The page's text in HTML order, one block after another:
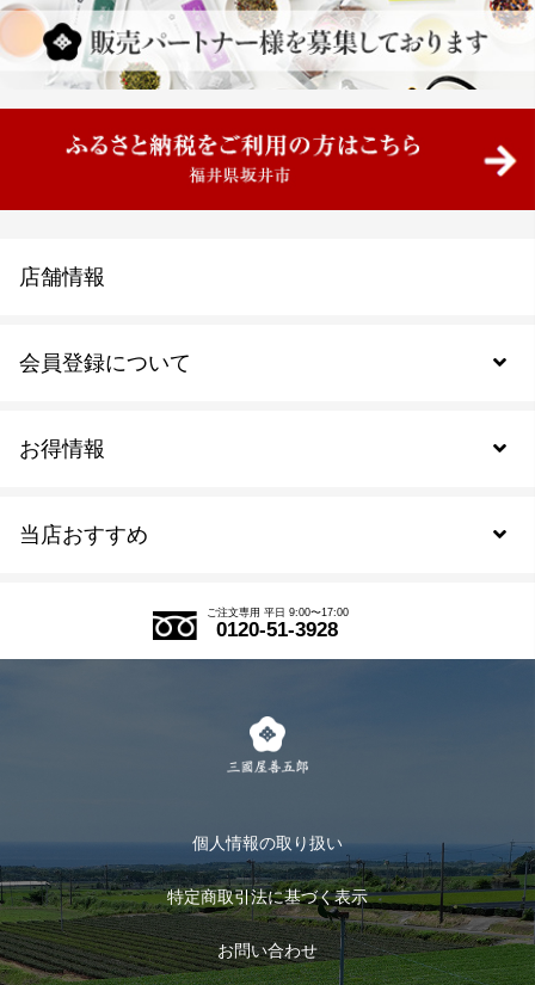
当店おすすめ
式部の香りシリーズ
お茶のギフト
おすすめのお茶
お茶に合うスイーツ
お得情報
会員登録について
会員規約について
ログイン
ログアウト
店舗情報
ご注文専用 平日 9:00〜17:00
0120-51-3928
個人情報の取り扱い
特定商取引法に基づく表示
お問い合わせ